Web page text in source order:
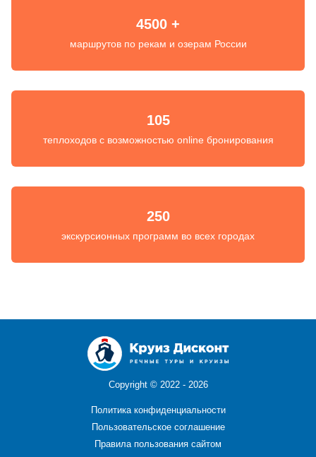
4500 +
маршрутов по рекам и озерам России
105
теплоходов с возможностью online бронирования
250
экскурсионных программ во всех городах
Copyright © 2022 - 2026
Политика конфиденциальности
Пользовательское соглашение
Правила пользования сайтом